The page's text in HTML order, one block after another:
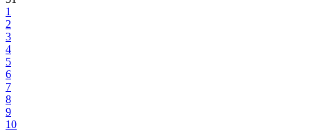
1
2
3
4
5
6
7
8
9
10